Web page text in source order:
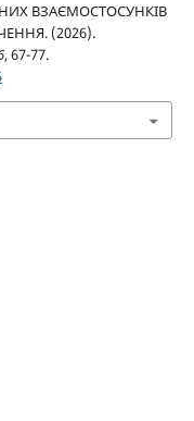
ВЗАЄМОСТОСУНКІВ
(2026).
, 67-77.